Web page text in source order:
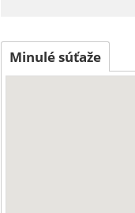
Minulé súťaže